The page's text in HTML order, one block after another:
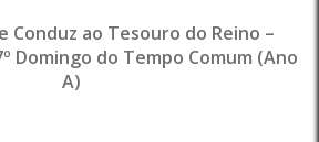
Conduz ao Tesouro do Reino –
Domingo do Tempo Comum (Ano
A)